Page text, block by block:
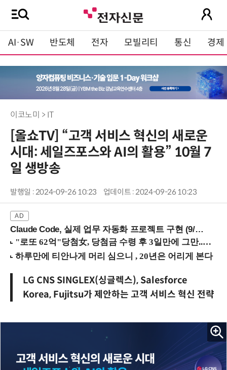
AI·SW 반도체 전자 모빌리티 통신 경제
이코노미 > IT
[올쇼TV] “고객 서비스 혁신의 새로운
시대: 세일즈포스와 AI의 활용” 10월 7
일 생방송
발행일 : 2024-09-26 10:23 업데이트 : 2024-09-26 10:23
Claude Code, 실제 업무 자동화 프로젝트 구현 (9/16 ~17 강남역)
LG CNS SINGLEX(싱글렉스), Salesforce
Korea, Fujitsu가 제안하는 고객 서비스 혁신 전략